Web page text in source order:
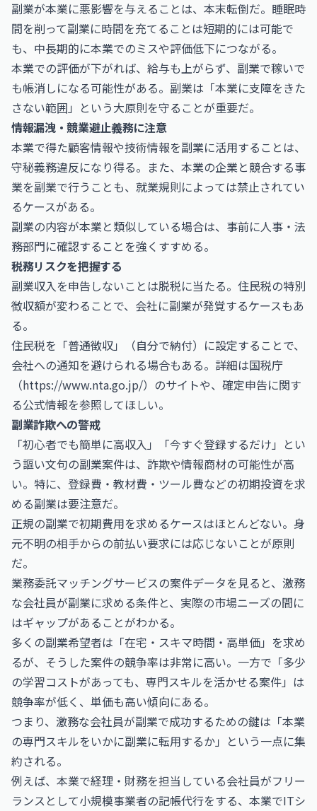
副業が本業に悪影響を与えることは、本末転倒だ。睡眠時
間を削って副業に時間を充てることは短期的には可能で
も、中長期的に本業でのミスや評価低下につながる。
本業での評価が下がれば、給与も上がらず、副業で稼いで
も帳消しになる可能性がある。副業は「本業に支障をきた
さない範囲」という大原則を守ることが重要だ。
情報漏洩・競業避止義務に注意
本業で得た顧客情報や技術情報を副業に活用することは、
守秘義務違反になり得る。また、本業の企業と競合する事
業を副業で行うことも、就業規則によっては禁止されてい
るケースがある。
副業の内容が本業と類似している場合は、事前に人事・法
務部門に確認することを強くすすめる。
税務リスクを把握する
副業収入を申告しないことは脱税に当たる。住民税の特別
徴収額が変わることで、会社に副業が発覚するケースもあ
る。
住民税を「普通徴収」（自分で納付）に設定することで、
会社への通知を避けられる場合もある。詳細は国税庁
（https://www.nta.go.jp/）のサイトや、確定申告に関す
る公式情報を参照してほしい。
副業詐欺への警戒
「初心者でも簡単に高収入」「今すぐ登録するだけ」とい
う謳い文句の副業案件は、詐欺や情報商材の可能性が高
い。特に、登録費・教材費・ツール費などの初期投資を求
める副業は要注意だ。
正規の副業で初期費用を求めるケースはほとんどない。身
元不明の相手からの前払い要求には応じないことが原則
だ。
業務委託マッチングサービスの案件データを見ると、激務
な会社員が副業に求める条件と、実際の市場ニーズの間に
はギャップがあることがわかる。
多くの副業希望者は「在宅・スキマ時間・高単価」を求め
るが、そうした案件の競争率は非常に高い。一方で「多少
の学習コストがあっても、専門スキルを活かせる案件」は
競争率が低く、単価も高い傾向にある。
つまり、激務な会社員が副業で成功するための鍵は「本業
の専門スキルをいかに副業に転用するか」という一点に集
約される。
例えば、本業で経理・財務を担当している会社員がフリー
ランスとして小規模事業者の記帳代行をする、本業でITシ